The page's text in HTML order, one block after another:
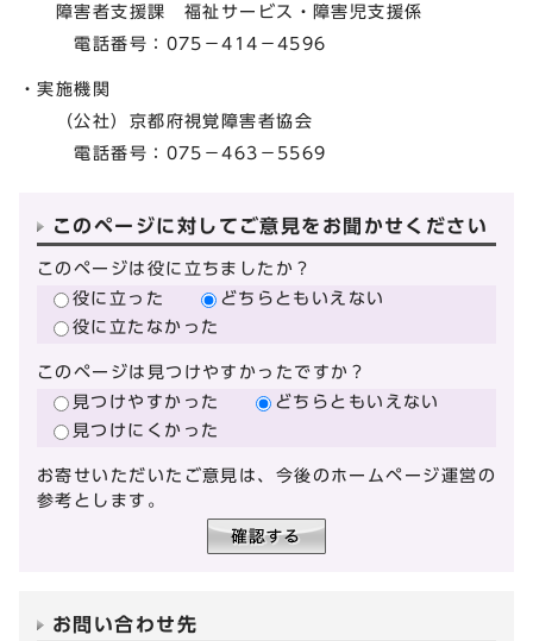
障害者支援課 福祉サービス・障害児支援係
電話番号：075－414－4596
・実施機関
（公社）京都府視覚障害者協会
電話番号：075－463－5569
このページに対してご意見をお聞かせください
このページは役に立ちましたか？
役に立った
どちらともいえない
役に立たなかった
このページは見つけやすかったですか？
見つけやすかった
どちらともいえない
見つけにくかった
お寄せいただいたご意見は、今後のホームページ運営の
参考とします。
お問い合わせ先